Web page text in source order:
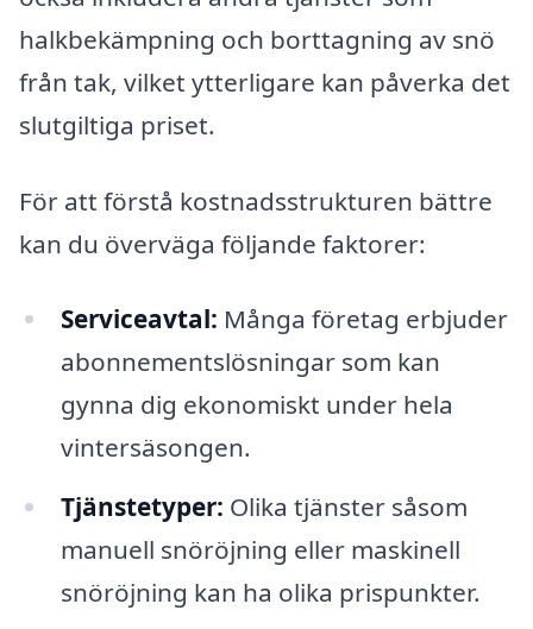
halkbekämpning och borttagning av snö
från tak, vilket ytterligare kan påverka det
slutgiltiga priset.
För att förstå kostnadsstrukturen bättre
kan du överväga följande faktorer:
Serviceavtal: Många företag erbjuder
abonnementslösningar som kan
gynna dig ekonomiskt under hela
vintersäsongen.
Tjänstetyper: Olika tjänster såsom
manuell snöröjning eller maskinell
snöröjning kan ha olika prispunkter.